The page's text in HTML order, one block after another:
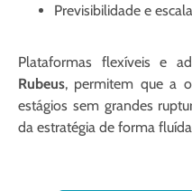
Previsibilidade e
Plataformas flexíveis e
Rubeus, permitem que a
estágios sem grandes
da estratégia de forma